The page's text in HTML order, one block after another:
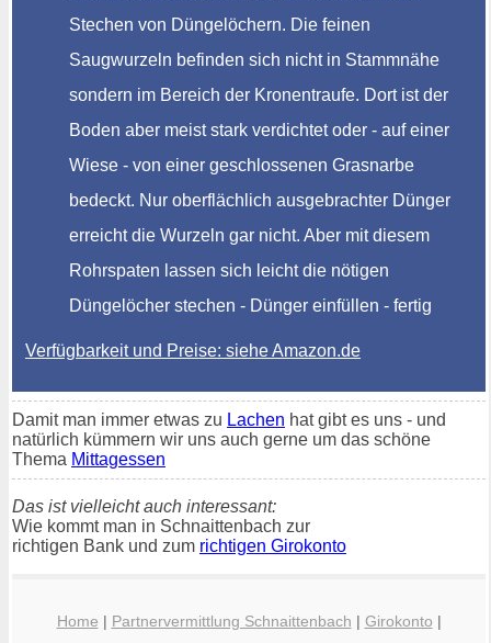
Stechen von Düngelöchern. Die feinen
Saugwurzeln befinden sich nicht in Stammnähe
sondern im Bereich der Kronentraufe. Dort ist der
Boden aber meist stark verdichtet oder - auf einer
Wiese - von einer geschlossenen Grasnarbe
bedeckt. Nur oberflächlich ausgebrachter Dünger
erreicht die Wurzeln gar nicht. Aber mit diesem
Rohrspaten lassen sich leicht die nötigen
Düngelöcher stechen - Dünger einfüllen - fertig
Verfügbarkeit und Preise: siehe Amazon.de
Damit man immer etwas zu Lachen hat gibt es uns - und
natürlich kümmern wir uns auch gerne um das schöne
Thema Mittagessen
Das ist vielleicht auch interessant:
Wie kommt man in Schnaittenbach zur
richtigen Bank und zum richtigen Girokonto
Home | Partnervermittlung Schnaittenbach | Girokonto |